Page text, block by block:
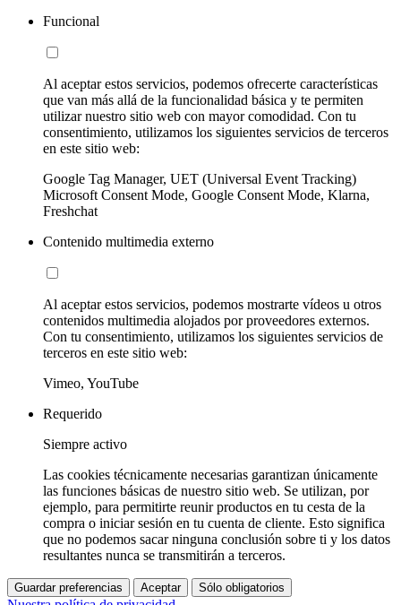
Funcional
Al aceptar estos servicios, podemos ofrecerte características
que van más allá de la funcionalidad básica y te permiten
utilizar nuestro sitio web con mayor comodidad. Con tu
consentimiento, utilizamos los siguientes servicios de terceros
en este sitio web:
Google Tag Manager, UET (Universal Event Tracking)
Microsoft Consent Mode, Google Consent Mode, Klarna,
Freshchat
Contenido multimedia externo
Al aceptar estos servicios, podemos mostrarte vídeos u otros
contenidos multimedia alojados por proveedores externos.
Con tu consentimiento, utilizamos los siguientes servicios de
terceros en este sitio web:
Vimeo, YouTube
Requerido
Siempre activo
Las cookies técnicamente necesarias garantizan únicamente
las funciones básicas de nuestro sitio web. Se utilizan, por
ejemplo, para permitirte reunir productos en tu cesta de la
compra o iniciar sesión en tu cuenta de cliente. Esto significa
que no podemos sacar ninguna conclusión sobre ti y los datos
resultantes nunca se transmitirán a terceros.
Guardar preferencias Aceptar Sólo obligatorios